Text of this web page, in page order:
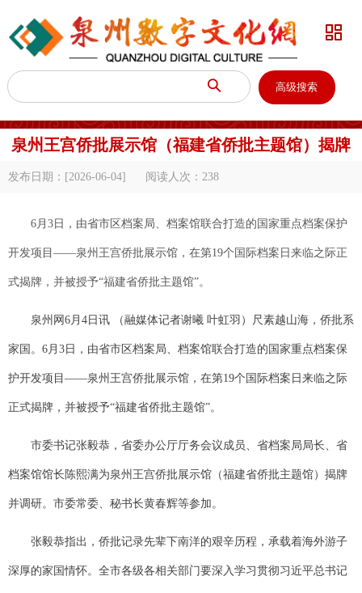
 高级搜索

泉州王宫侨批展示馆（福建省侨批主题馆）揭牌
发布日期：[2026-06-04] 阅读人次： 238
6月3日，由省市区档案局、档案馆联合打造的国家重点档案保护
开发项目——泉州王宫侨批展示馆，在第19个国际档案日来临之际正
式揭牌，并被授予“福建省侨批主题馆”。
泉州网6月4日讯 （融媒体记者谢曦 叶虹羽）尺素越山海，侨批系
家国。6月3日，由省市区档案局、档案馆联合打造的国家重点档案保
护开发项目——泉州王宫侨批展示馆，在第19个国际档案日来临之际
正式揭牌，并被授予“福建省侨批主题馆”。
市委书记张毅恭，省委办公厅厅务会议成员、省档案局局长、省
档案馆馆长陈熙满为泉州王宫侨批展示馆（福建省侨批主题馆）揭牌
并调研。市委常委、秘书长黄春辉等参加。
张毅恭指出，侨批记录先辈下南洋的艰辛历程，承载着海外游子
深厚的家国情怀。全市各级各相关部门要深入学习贯彻习近平总书记